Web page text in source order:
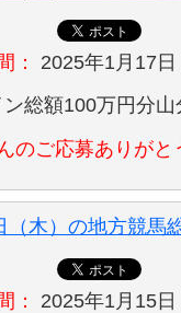
：
2025年1月17
ン総額100万円分山
のご応募ありがと
（木）の地方競馬
：
2025年1月15